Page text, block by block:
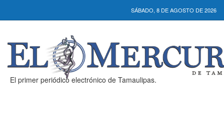
SÁBADO, 8 DE AGOSTO DE 2026
El primer periódico electrónico de Tamaulipas.